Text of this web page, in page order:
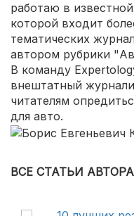
работаю в
которой входит
тематических
автором рубрики
В команду
внештатный
читателям
для авто.
ВСЕ СТАТЬИ АВТОРА